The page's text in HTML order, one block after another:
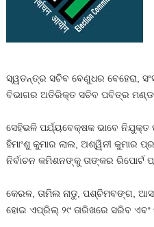
ସ୍ୱତନ୍ତ୍ର ସଚିବ ବେଣୁଧର ବେହେରା,
ବିଭାଗର ଅତିରିକ୍ତ ସଚିବ ପବିତ୍ର ମଣ୍ଡଳ
ସେହିଭଳି ପର୍ଯ୍ୟବେକ୍ଷକ ଭାବେ ନିଯୁକ୍ତ
ହିମାଂଶୁ କୁମାର ଲାଲ, ଅଶ୍ୱିନୀ କୁମାର
ନିର୍ବାଚନ କମିଶନଙ୍କୁ ତାଙ୍କର ରିପୋର୍ଟ
କେରଳ, ତାମିଲ ନାଡୁ, ପଶ୍ଚିମବଙ୍ଗ,
ହୋଇ ଏପ୍ରିଲ୍‍ ୨୯ ତାରିଖରେ ସରିବ ଏବଂ